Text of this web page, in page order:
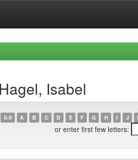
Isabel
0-9 A B C D E F G H I J
or enter first few letters: